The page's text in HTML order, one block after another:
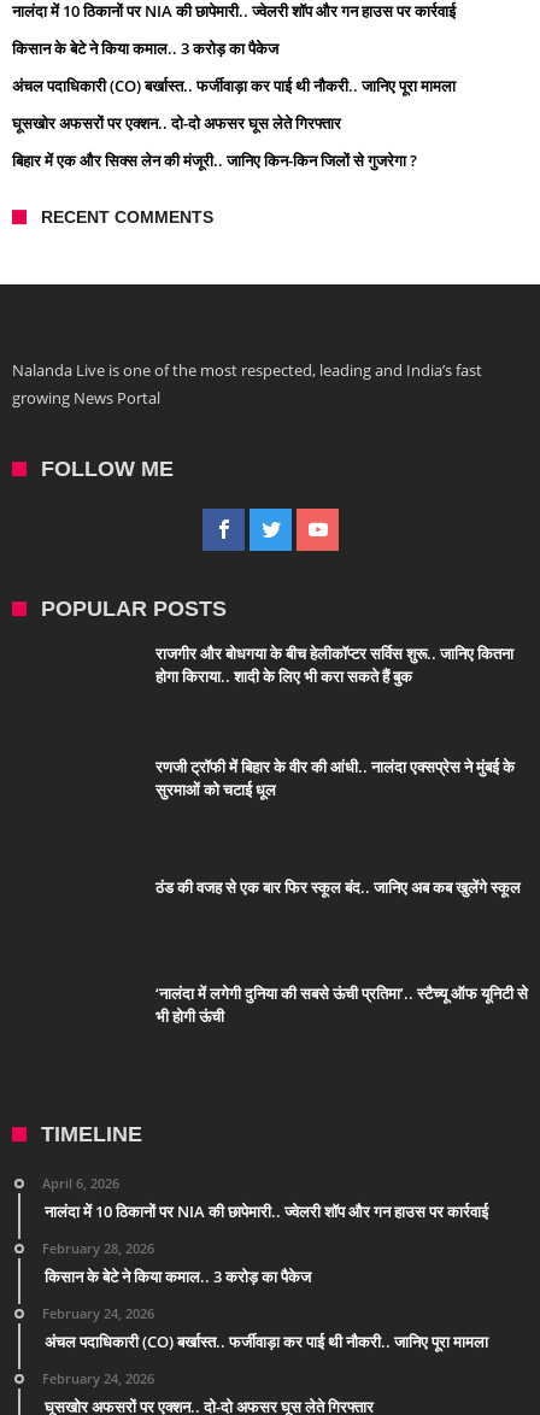
नालंदा में 10 ठिकानों पर NIA की छापेमारी.. ज्वेलरी शॉप और गन हाउस पर कार्रवाई
किसान के बेटे ने किया कमाल.. 3 करोड़ का पैकेज
अंचल पदाधिकारी (CO) बर्खास्त.. फर्जीवाड़ा कर पाई थी नौकरी.. जानिए पूरा मामला
घूसखोर अफसरों पर एक्शन.. दो-दो अफसर घूस लेते गिरफ्तार
बिहार में एक और सिक्स लेन की मंजूरी.. जानिए किन-किन जिलों से गुजरेगा ?
RECENT COMMENTS
Nalanda Live is one of the most respected, leading and India’s fast
growing News Portal
FOLLOW ME
POPULAR POSTS
राजगीर और बोधगया के बीच हेलीकॉप्टर सर्विस शुरू.. जानिए कितना
होगा किराया.. शादी के लिए भी करा सकते हैं बुक
रणजी ट्रॉफी में बिहार के वीर की आंधी.. नालंदा एक्सप्रेस ने मुंबई के
सुरमाओं को चटाई धूल
ठंड की वजह से एक बार फिर स्कूल बंद.. जानिए अब कब खुलेंगे स्कूल
‘नालंदा में लगेगी दुनिया की सबसे ऊंची प्रतिमा’.. स्टैच्यू ऑफ यूनिटी से
भी होगी ऊंची
TIMELINE
April 6, 2026
नालंदा में 10 ठिकानों पर NIA की छापेमारी.. ज्वेलरी शॉप और गन हाउस पर कार्रवाई
February 28, 2026
किसान के बेटे ने किया कमाल.. 3 करोड़ का पैकेज
February 24, 2026
अंचल पदाधिकारी (CO) बर्खास्त.. फर्जीवाड़ा कर पाई थी नौकरी.. जानिए पूरा मामला
February 24, 2026
घूसखोर अफसरों पर एक्शन.. दो-दो अफसर घूस लेते गिरफ्तार